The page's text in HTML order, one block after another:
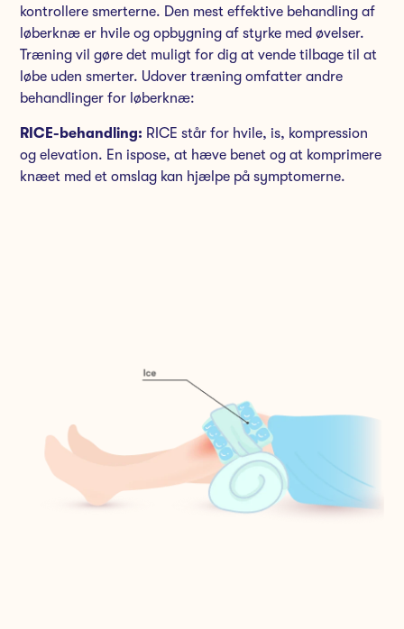
kontrollere smerterne. Den mest effektive behandling af
løberknæ er hvile og opbygning af styrke med øvelser.
Træning vil gøre det muligt for dig at vende tilbage til at
løbe uden smerter. Udover træning omfatter andre
behandlinger for løberknæ:
RICE-behandling: RICE står for hvile, is, kompression
og elevation. En ispose, at hæve benet og at komprimere
knæet med et omslag kan hjælpe på symptomerne.